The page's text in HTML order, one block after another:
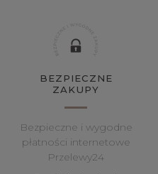
BEZPIECZNE
ZAKUPY
Bezpieczne i wygodne
płatności internetowe
Przelewy24